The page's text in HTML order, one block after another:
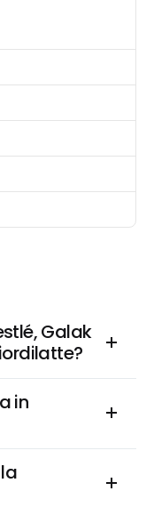
Galak
in